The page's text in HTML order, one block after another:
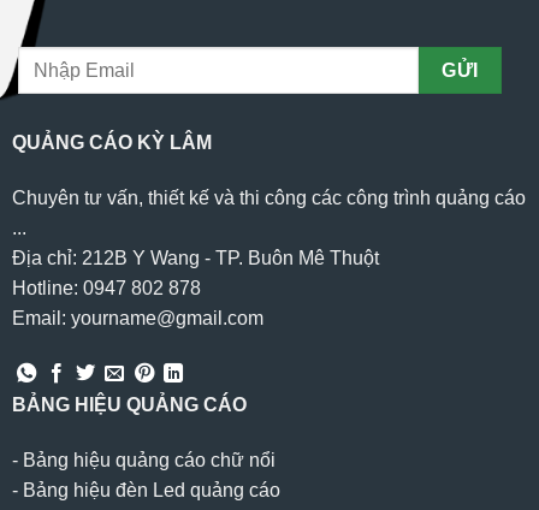
QUẢNG CÁO KỲ LÂM
Chuyên tư vấn, thiết kế và thi công các công trình quảng cáo
...
Địa chỉ: 212B Y Wang - TP. Buôn Mê Thuột
Hotline: 0947 802 878
Email: yourname@gmail.com
BẢNG HIỆU QUẢNG CÁO
- Bảng hiệu quảng cáo chữ nổi
- Bảng hiệu đèn Led quảng cáo